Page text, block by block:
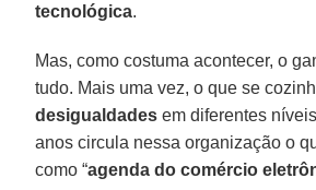
tecnológica.
Mas, como costuma acontecer, o
tudo. Mais uma vez, o que se
desigualdades em diferentes
anos circula nessa organização o
como “agenda do comércio